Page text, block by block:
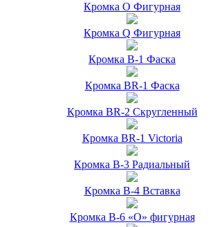
Кромка O Фигурная
Кромка Q Фигурная
Кромка B-1 Фаска
Кромка BR-1 Фаска
Кромка BR-2 Скругленный
Кромка BR-1 Victoria
Кромка B-3 Радиальный
Кромка B-4 Вставка
Кромка B-6 «О» фигурная